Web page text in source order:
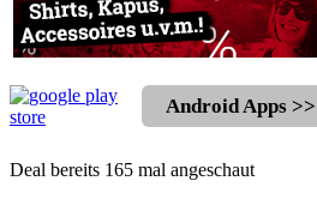
Android Apps >>
Deal bereits 165 mal angeschaut